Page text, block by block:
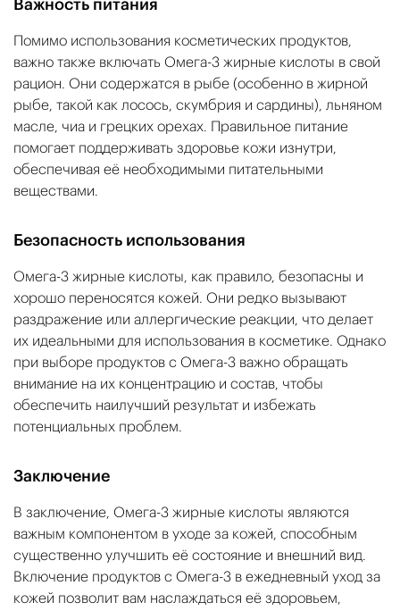
Помимо использования косметических продуктов,
важно также включать Омега-3 жирные кислоты в свой
рацион. Они содержатся в рыбе (особенно в жирной
рыбе, такой как лосось, скумбрия и сардины), льняном
масле, чиа и грецких орехах. Правильное питание
помогает поддерживать здоровье кожи изнутри,
обеспечивая её необходимыми питательными
веществами.
Безопасность использования
Омега-3 жирные кислоты, как правило, безопасны и
хорошо переносятся кожей. Они редко вызывают
раздражение или аллергические реакции, что делает
их идеальными для использования в косметике. Однако
при выборе продуктов с Омега-3 важно обращать
внимание на их концентрацию и состав, чтобы
обеспечить наилучший результат и избежать
потенциальных проблем.
Заключение
В заключение, Омега-3 жирные кислоты являются
важным компонентом в уходе за кожей, способным
существенно улучшить её состояние и внешний вид.
Включение продуктов с Омега-3 в ежедневный уход за
кожей позволит вам наслаждаться её здоровьем,